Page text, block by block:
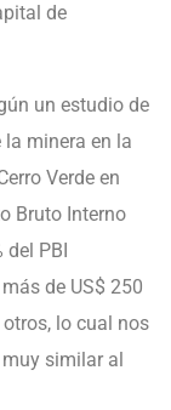
de
un estudio de
minera en la
Verde en
Bruto Interno
PBI
de US$ 250
lo cual nos
similar al